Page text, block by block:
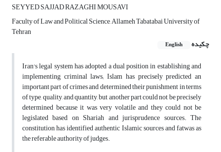
SEYYED SAJJAD RAZAGHI MOUSAVI
Faculty of Law and Political Science, Allameh Tabatabai University of
Tehran
چکیده
English
Iran's legal system has adopted a dual position in establishing and
implementing criminal laws; Islam has precisely predicted an
important part of crimes and determined their punishment in terms
of type, quality, and quantity, but another part could not be precisely
determined because it was very volatile and they could not be
legislated based on Shariah and jurisprudence sources. The
constitution has identified authentic Islamic sources and fatwas as
the referable authority of judges.